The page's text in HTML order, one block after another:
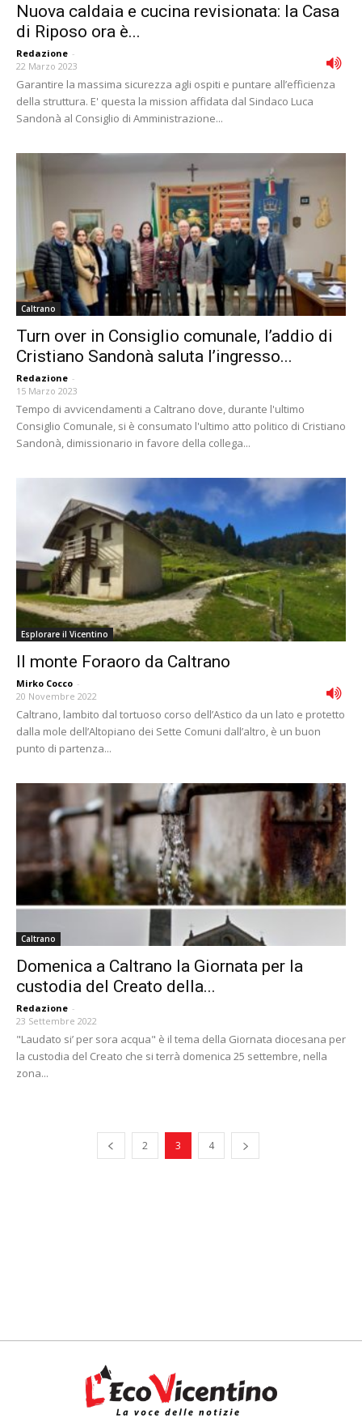
Nuova caldaia e cucina revisionata: la Casa
di Riposo ora è...
Redazione -
22 Marzo 2023
Garantire la massima sicurezza agli ospiti e puntare all’efficienza
della struttura. E' questa la mission affidata dal Sindaco Luca
Sandonà al Consiglio di Amministrazione...
Caltrano
Turn over in Consiglio comunale, l’addio di
Cristiano Sandonà saluta l’ingresso...
Redazione -
15 Marzo 2023
Tempo di avvicendamenti a Caltrano dove, durante l'ultimo
Consiglio Comunale, si è consumato l'ultimo atto politico di Cristiano
Sandonà, dimissionario in favore della collega...
Esplorare il Vicentino
Il monte Foraoro da Caltrano
Mirko Cocco -
20 Novembre 2022
Caltrano, lambito dal tortuoso corso dell’Astico da un lato e protetto
dalla mole dell’Altopiano dei Sette Comuni dall’altro, è un buon
punto di partenza...
Caltrano
Domenica a Caltrano la Giornata per la
custodia del Creato della...
Redazione -
23 Settembre 2022
"Laudato si’ per sora acqua" è il tema della Giornata diocesana per
la custodia del Creato che si terrà domenica 25 settembre, nella
zona...
2 3 4